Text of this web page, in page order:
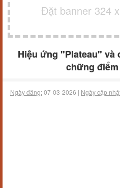
Đặt banner 324
Hiệu ứng "Plateau" và
chững
Ngày đăng:07-03-2026 | Ngày cập